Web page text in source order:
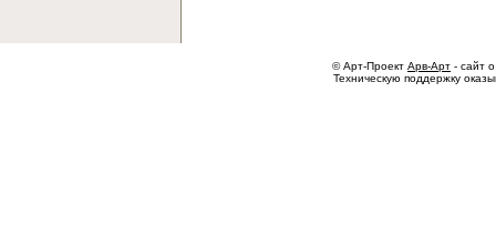
© Арт-Проект Арв-Арт - сайт
Техническую поддержку